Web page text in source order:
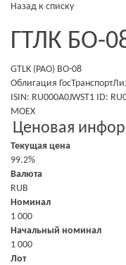
Назад к списку
ГТЛК БО-
GTLK (PAO) BO-08
Облигация
ISIN: RU000A0JWST1 ID:
MOEX
Ценовая
Текущая цена
99.2%
Валюта
RUB
Номинал
1 000
Начальный номинал
1 000
Лот